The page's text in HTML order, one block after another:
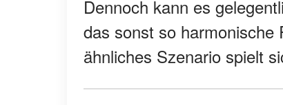
Dennoch kann es
das sonst so harmonische
ähnliches Szenario spielt